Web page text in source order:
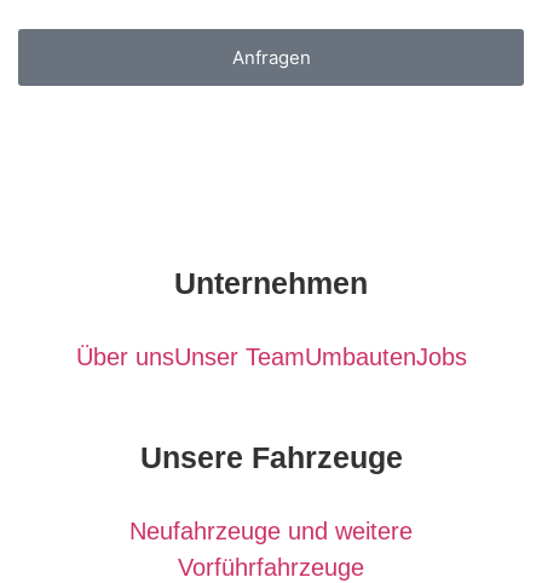
Anfragen
Unternehmen
Über unsUnser TeamUmbautenJobs
Unsere Fahrzeuge
Neufahrzeuge und weitere
Vorführfahrzeuge